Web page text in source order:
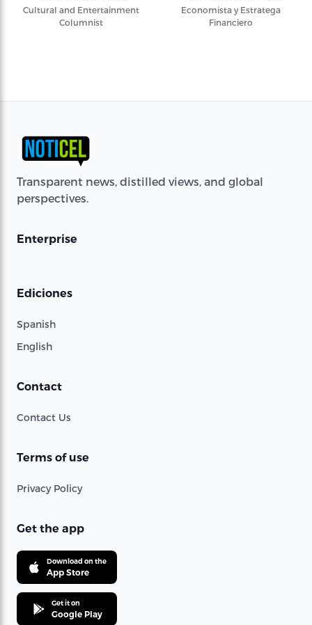
Cultural and Entertainment
Columnist
Economista y Estratega
Financiero
Transparent news, distilled views, and global
perspectives.
Enterprise
Ediciones
Spanish
English
Contact
Contact Us
Terms of use
Privacy Policy
Get the app
Download on the
App Store
Get it on
Google Play